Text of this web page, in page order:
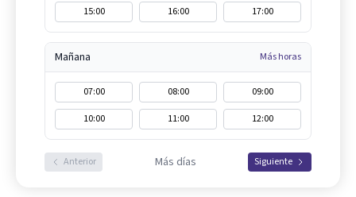
15:00
16:00 17:00
Mañana Más horas
07:00 08:00
09:00
10:00
11:00 12:00
Anterior Más días Siguiente